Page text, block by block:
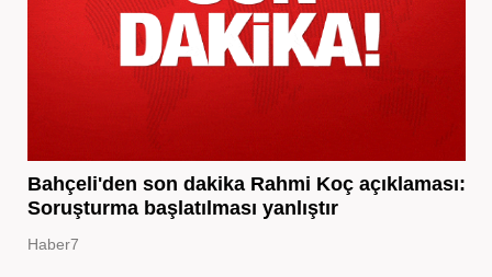
Bahçeli'den son dakika Rahmi Koç açıklaması:
Soruşturma başlatılması yanlıştır
Haber7